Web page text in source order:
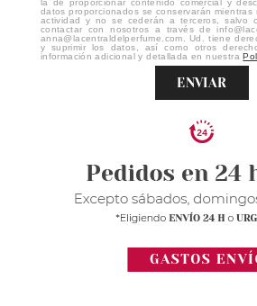
la de proporcionar contenido comercial y
datos proporcionados se conservarán
actividad y no se cederán a terceros, salvo
contactar con nosotros a través de
anna@lacentraldelperfume.com. Ud. tiene
y suprimir los datos, así como otros
información adicional y detallada en nuestra
ENVIAR